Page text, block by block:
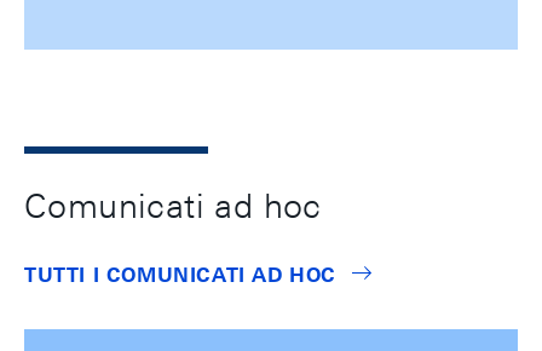
Comunicati ad hoc
TUTTI I COMUNICATI AD HOC